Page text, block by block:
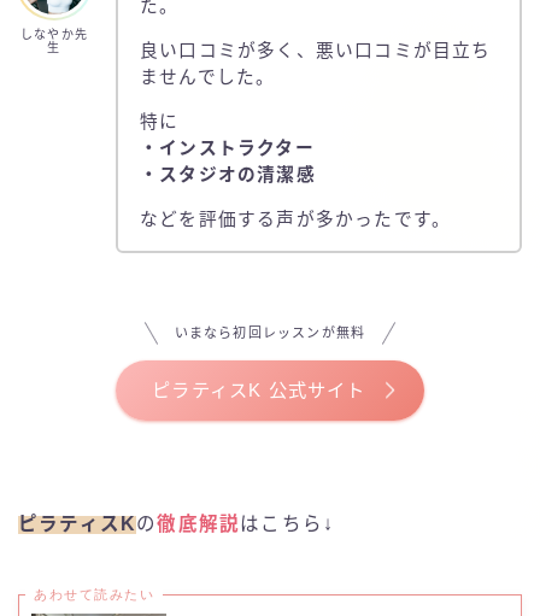
しなやか先
生
た。
良い口コミが多く、悪い口コミが目立ち
ませんでした。
特に
・インストラクター
・スタジオの清潔感
などを評価する声が多かったです。
いまなら初回レッスンが無料
ピラティスK 公式サイト
ピラティスKの徹底解説はこちら↓
あわせて読みたい